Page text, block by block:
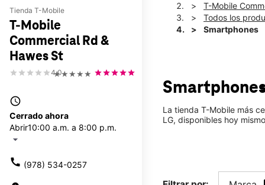
Tienda T-Mobile
T-Mobile
Commercial Rd &
Hawes St
★★★★★
4.0
access_time
Cerrado ahora
Abrir10:00 a.m. a 8:00 p.m.
arrow_drop_down
call (978) 534-0257
T-Mobile
Todos los
Smartphones
La tienda T-Mobile más
LG, disponibles hoy